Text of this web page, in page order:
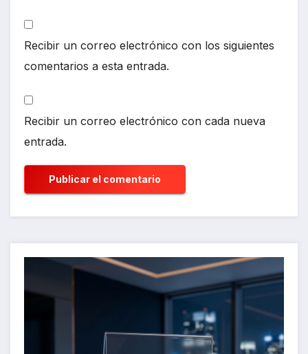
Recibir un correo electrónico con los siguientes
comentarios a esta entrada.
Recibir un correo electrónico con cada nueva
entrada.